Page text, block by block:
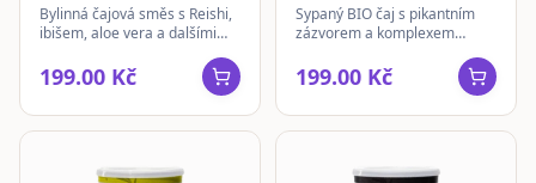
Bylinná čajová směs s Reishi,
ibišem, aloe vera a dalšími
lehkost. Jemná chuť pro
každodenní rituál.
199.00 Kč
Cordyceps | sypaný
Sypaný BIO čaj s pikantním
zázvorem a komplexem
a Cordycepsu pro každodenní
rituál.
199.00 Kč